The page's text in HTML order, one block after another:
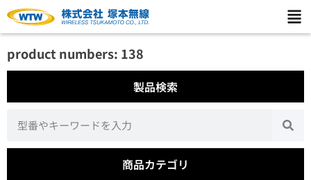
product numbers: 138
製品検索
商品カテゴリ